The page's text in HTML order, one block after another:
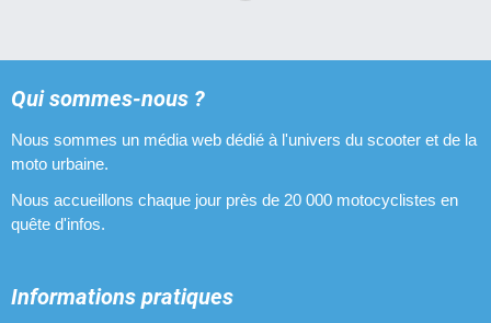
Qui sommes-nous ?
Nous sommes un média web dédié à l'univers du scooter et de la
moto urbaine.
Nous accueillons chaque jour près de 20 000 motocyclistes en
quête d'infos.
Informations pratiques